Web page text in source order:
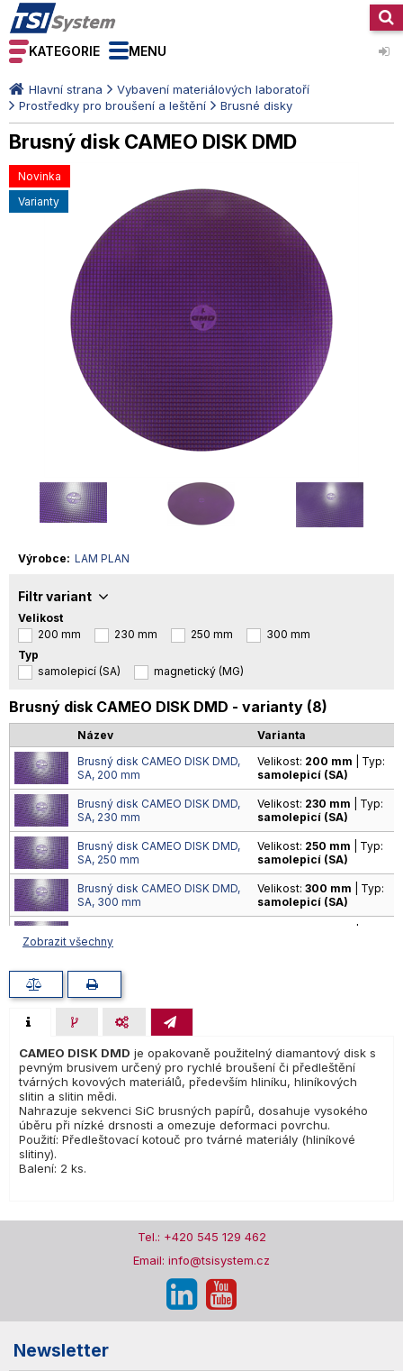
KATEGORIE MENU
Hlavní strana
Vybavení materiálových laboratoří
Prostředky pro broušení a leštění
Brusné disky
Brusný disk CAMEO DISK DMD
Novinka
varianty
Výrobce LAM PLAN
Filtr variant
Velikost
200 mm
230 mm 250 mm
300 mm
Typ
samolepicí (SA)
magnetický (MG)
Brusný disk CAMEO DISK DMD - varianty (8)
Název
Varianta
Brusný disk CAMEO DISK DMD,
SA, 200 mm
Velikost: 200 mm | Typ:
samolepicí (SA)
Brusný disk CAMEO DISK DMD,
SA, 230 mm
Velikost: 230 mm | Typ:
samolepicí (SA)
Brusný disk CAMEO DISK DMD,
SA, 250 mm
Velikost: 250 mm | Typ:
samolepicí (SA)
Brusný disk CAMEO DISK DMD,
SA, 300 mm
Velikost: 300 mm | Typ:
samolepicí (SA)
MG, 200 mm
Brusný disk CAMEO DISK DMD,
MG, 230 mm
Brusný disk CAMEO DISK DMD,
MG, 250 mm
Brusný disk CAMEO DISK DMD,
MG, 300 mm
Velikost:300 mm| Typ:
magnetický (MG)
Zobrazit všechny
CAMEO DISK DMD je opakovaně použitelný diamantový disk s
pevným brusivem určený pro rychlé broušení či předleštění
tvárných kovových materiálů, především hliníku, hliníkových
slitin a slitin mědi.
Nahrazuje sekvenci SiC brusných papírů, dosahuje vysokého
úběru při nízké drsnosti a omezuje deformaci povrchu.
Použití: Předleštovací kotouč pro tvárné materiály (hliníkové
slitiny).
Balení: 2 ks.
Tel.: +420 545 129 462
Email: info@tsisystem.cz
Newsletter